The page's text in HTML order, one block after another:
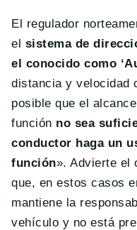
El regulador
el sistema de
el conocido como
distancia y velocidad
posible que el
función no sea
conductor haga un
función». Advierte el
que, en estos casos
mantiene la
vehículo y no está